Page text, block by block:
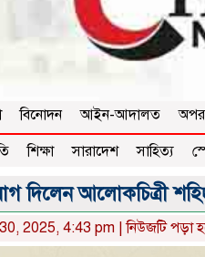
বিনোদন আইন-আদালত
শিক্ষা সারাদেশ সাহিত্য
দিলেন আলোকচিত্রী
2025, 4:43 pm | নিউজটি পড়া